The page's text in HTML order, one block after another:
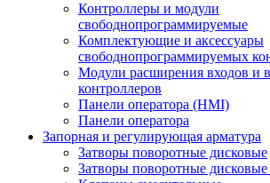
Контроллеры и модули
свободнопрограммируемые
Комплектующие и аксессуары
свободнопрограммируемых
Модули расширения входов и
контроллеров
Панели оператора (HMI)
Панели оператора
Запорная и регулирующая арматура
Затворы поворотные дисковые
Затворы поворотные